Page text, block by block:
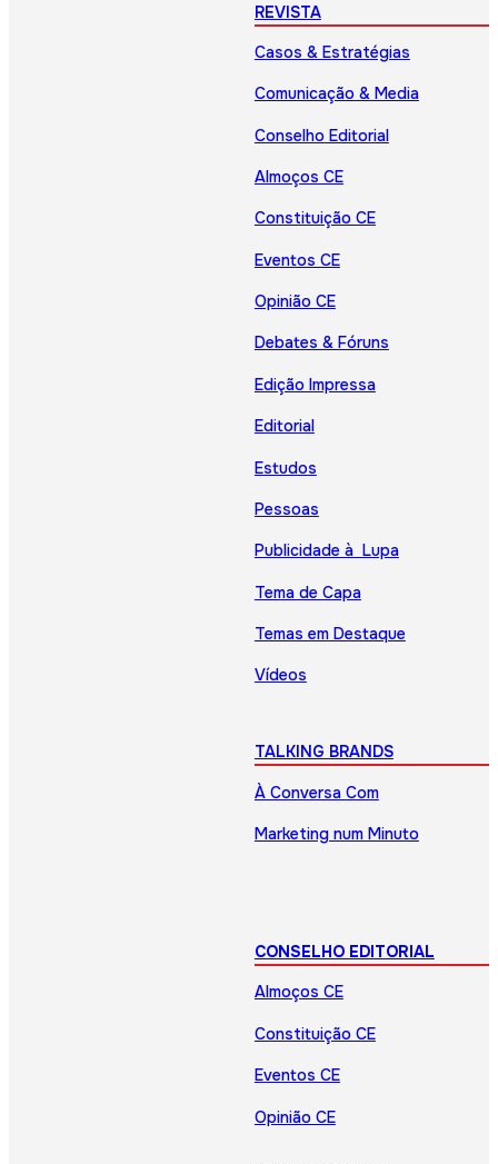
REVISTA
Casos & Estratégias
Comunicação & Media
Conselho Editorial
Almoços CE
Constituição CE
Eventos CE
Opinião CE
Debates & Fóruns
Edição Impressa
Editorial
Estudos
Pessoas
Publicidade à Lupa
Tema de Capa
Temas em Destaque
Vídeos
TALKING BRANDS
À Conversa Com
Marketing num Minuto
CONSELHO EDITORIAL
Almoços CE
Constituição CE
Eventos CE
Opinião CE